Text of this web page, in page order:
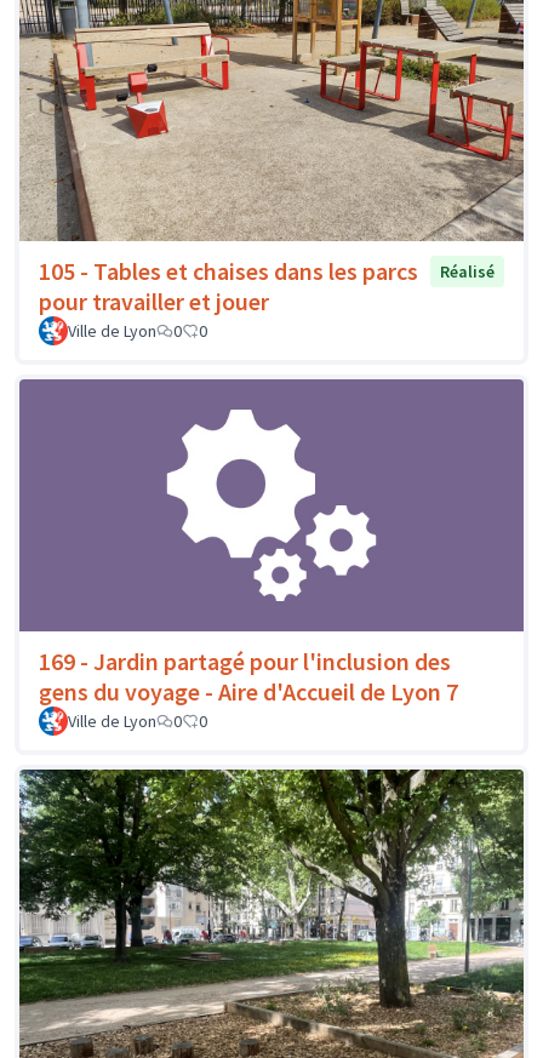
105 - Tables et chaises dans les parcs
pour travailler et jouer
Réalisé
Ville de Lyon 0 0
169 - Jardin partagé pour l'inclusion des
gens du voyage - Aire d'Accueil de Lyon 7
Ville de Lyon 0 0